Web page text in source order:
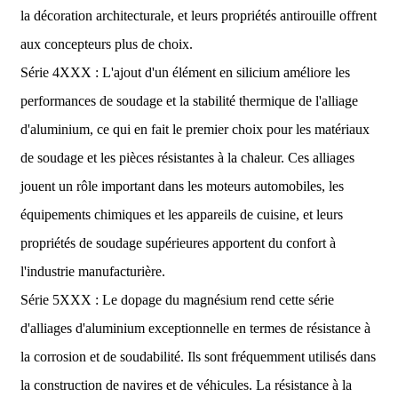
la décoration architecturale, et leurs propriétés antirouille offrent
aux concepteurs plus de choix.
Série 4XXX : L'ajout d'un élément en silicium améliore les
performances de soudage et la stabilité thermique de l'alliage
d'aluminium, ce qui en fait le premier choix pour les matériaux
de soudage et les pièces résistantes à la chaleur. Ces alliages
jouent un rôle important dans les moteurs automobiles, les
équipements chimiques et les appareils de cuisine, et leurs
propriétés de soudage supérieures apportent du confort à
l'industrie manufacturière.
Série 5XXX : Le dopage du magnésium rend cette série
d'alliages d'aluminium exceptionnelle en termes de résistance à
la corrosion et de soudabilité. Ils sont fréquemment utilisés dans
la construction de navires et de véhicules. La résistance à la